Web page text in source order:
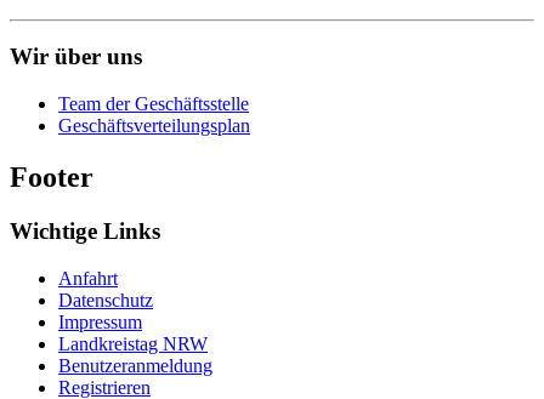
Wir über uns
Team der Geschäftsstelle
Geschäftsverteilungsplan
Footer
Wichtige Links
Anfahrt
Datenschutz
Impressum
Landkreistag NRW
Benutzeranmeldung
Registrieren